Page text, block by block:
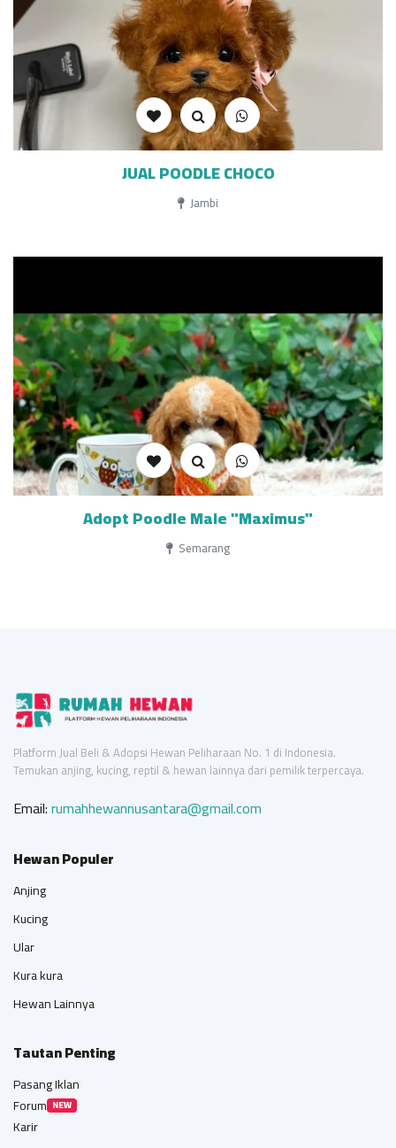
JUAL POODLE CHOCO
Jambi
Adopt Poodle Male "Maximus"
Semarang
Platform Jual Beli & Adopsi Hewan Peliharaan No. 1 di Indonesia.
Temukan anjing, kucing, reptil & hewan lainnya dari pemilik terpercaya.
Email:rumahhewannusantara@gmail.com
Hewan Populer
Anjing
Kucing
Ular
Kura kura
Hewan Lainnya
Tautan Penting
Pasang Iklan
Forum NEW
Karir